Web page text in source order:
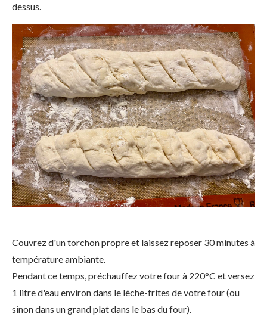
dessus.
Couvrez d'un torchon propre et laissez reposer 30 minutes à
température ambiante.
Pendant ce temps, préchauffez votre four à 220°C et versez
1 litre d'eau environ dans le lèche-frites de votre four (ou
sinon dans un grand plat dans le bas du four).